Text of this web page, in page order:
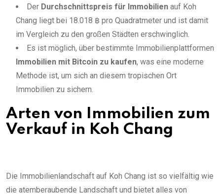
Der Durchschnittspreis für Immobilien auf Koh
Chang liegt bei 18.018 ฿ pro Quadratmeter und ist damit
im Vergleich zu den großen Städten erschwinglich.
Es ist möglich, über bestimmte Immobilienplattformen
Immobilien mit Bitcoin zu kaufen, was eine moderne
Methode ist, um sich an diesem tropischen Ort
Immobilien zu sichern.
Arten von Immobilien zum
Verkauf in Koh Chang
Die Immobilienlandschaft auf Koh Chang ist so vielfältig wie
die atemberaubende Landschaft und bietet alles von